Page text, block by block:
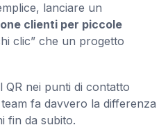
lanciare un
clienti per piccole
clic” che un progetto
QR nei punti di contatto
fa davvero la differenza
fin da subito.